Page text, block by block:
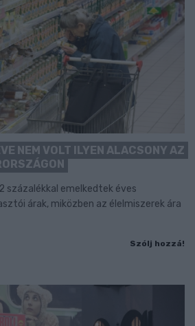
NEM VOLT ILYEN ALACSONY AZ
százalékkal emelkedtek éves
árak, miközben az élelmiszerek ára
Szólj hozzá!